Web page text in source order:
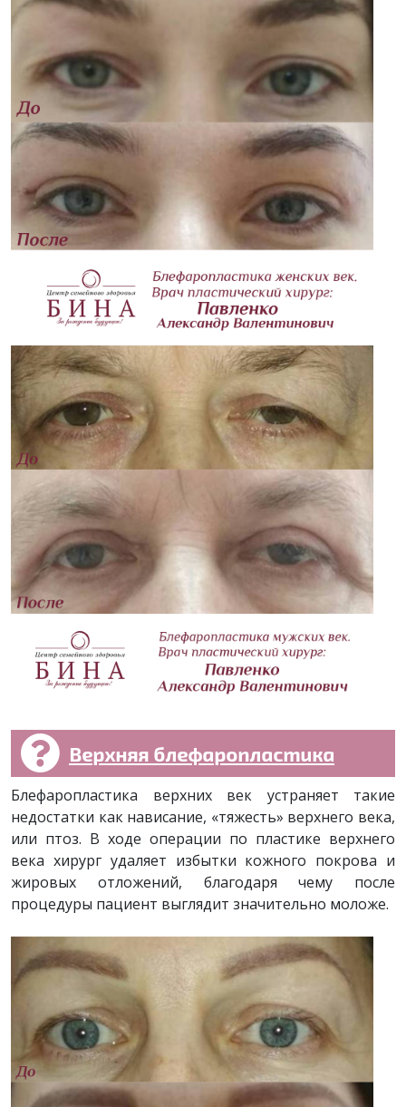
Верхняя блефаропластика
Блефаропластика верхних век устраняет такие
недостатки как нависание, «тяжесть» верхнего века,
или птоз. В ходе операции по пластике верхнего
века хирург удаляет избытки кожного покрова и
жировых отложений, благодаря чему после
процедуры пациент выглядит значительно моложе.